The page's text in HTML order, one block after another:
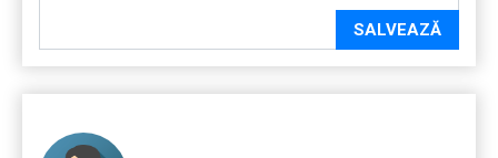
SALVEAZĂ